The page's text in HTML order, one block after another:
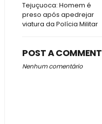
Tejuçuoca: Homem é
preso após apedrejar
viatura da Polícia Militar
POST A COMMENT
Nenhum comentário